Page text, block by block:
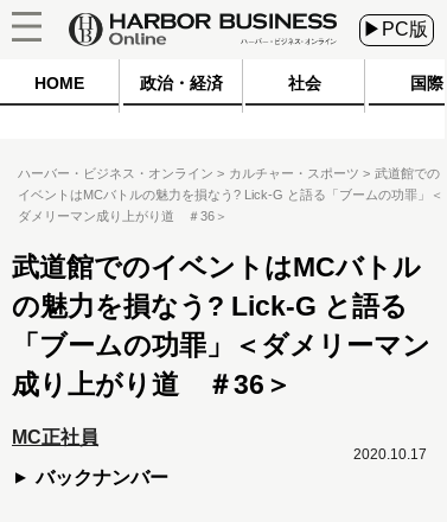
▶PC版
HOME 政治・経済 社会 国際
ハーバー・ビジネス・オンライン カルチャー・スポーツ
武道館での
イベントはMCバトルの魅力を損なう? Lick-G と語る「ブームの功罪」＜
ダメリーマン成り上がり道 ＃36＞
武道館でのイベントはMCバトル
の魅力を損なう? Lick-G と語る
「ブームの功罪」＜ダメリーマン
成り上がり道 ＃36＞
MC正社員
バックナンバー
2020.10.17